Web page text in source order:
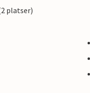
platser)